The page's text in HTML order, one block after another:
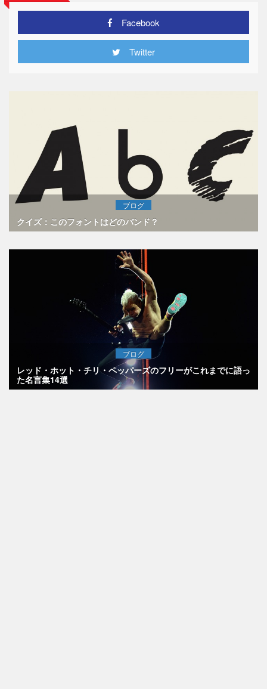
Facebook
Twitter
ブログ
クイズ：このフォントはどのバンド？
ブログ
レッド・ホット・チリ・ペッパーズのフリーがこれまでに語っ
た名言集14選